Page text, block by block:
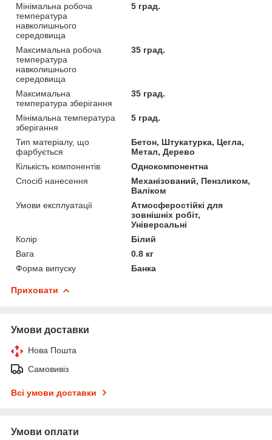
Мінімальна робоча
температура
навколишнього
середовища
5 град.
Максимальна робоча
температура
навколишнього
середовища
35 град.
Максимальна
температура зберігання
35 град.
Мінімальна температура
зберігання
5 град.
Тип матеріалу, що
фарбується
Бетон, Штукатурка, Цегла,
Метал, Дерево
Кількість компонентів
Однокомпонентна
Спосіб нанесення
Механізований, Пензликом,
Валіком
Умови експлуатації
Атмосферостійкі для
зовнішніх робіт,
Універсальні
Колір
Білий
Вага
0.8 кг
Форма випуску
Банка
Приховати
Умови доставки
Нова Пошта
Самовивіз
Всі умови доставки
Умови оплати